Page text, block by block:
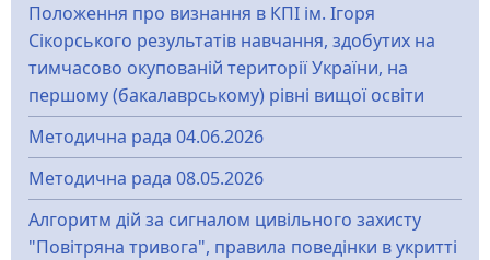
Положення про визнання в КПІ ім. Ігоря
Сікорського результатів навчання, здобутих на
тимчасово окупованій території України, на
першому (бакалаврському) рівні вищої освіти
Методична рада 04.06.2026
Методична рада 08.05.2026
Алгоритм дій за сигналом цивільного захисту
"Повітряна тривога", правила поведінки в укритті